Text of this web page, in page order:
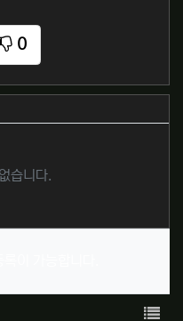
0
비추천
습니다.
목록